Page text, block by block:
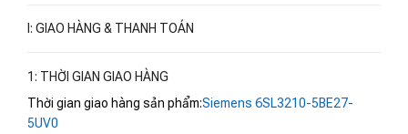
I: GIAO HÀNG & THANH TOÁN
1: THỜI GIAN GIAO HÀNG
Thời gian giao hàng sản phẩm:Siemens 6SL3210-5BE27-
5UV0